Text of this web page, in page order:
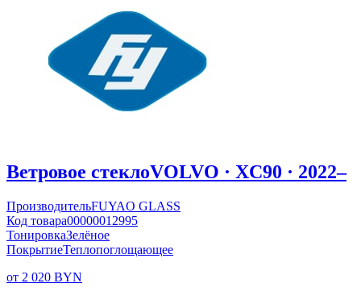
Ветровое стеклоVOLVO · XC90 · 2022–
ПроизводительFUYAO GLASS
Код товара00000012995
ТонировкаЗелёное
ПокрытиеТеплопоглощающее
от 2 020 BYN